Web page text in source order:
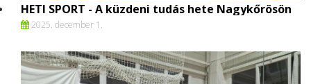
HETI SPORT - A küzdeni tudás hete Nagykőrösön
2025. december 1.